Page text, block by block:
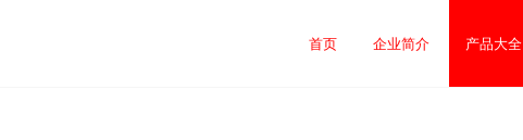
首页 企业简介 产品大全